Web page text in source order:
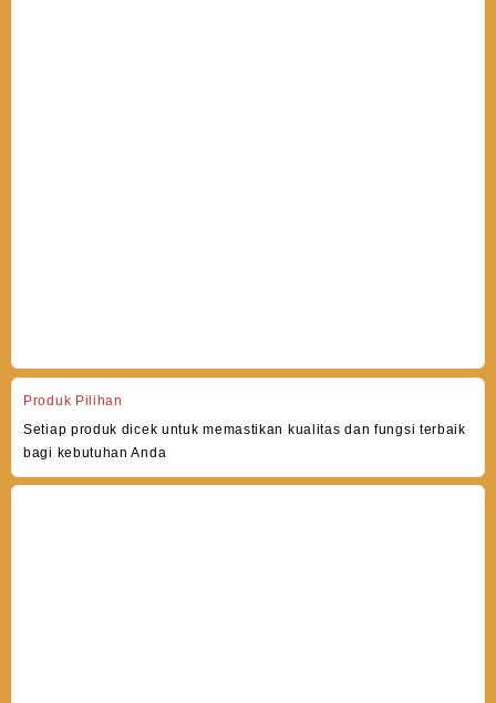
Produk Pilihan
Setiap produk dicek untuk memastikan kualitas dan fungsi terbaik
bagi kebutuhan Anda